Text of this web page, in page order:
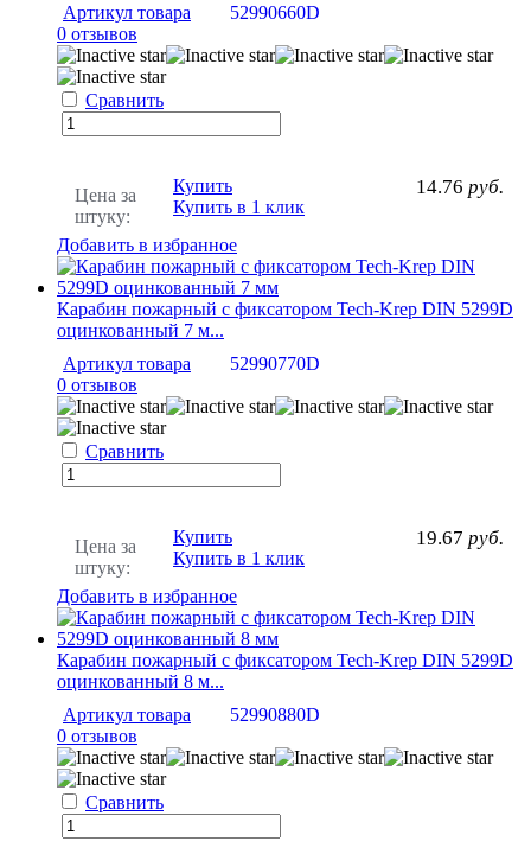
Артикул товара
52990660D
0 отзывов
Сравнить
Цена за
штуку:
14.76 руб.
Купить
Купить в 1 клик
Добавить в избранное
Карабин пожарный с фиксатором Tech-Krep DIN 5299D
оцинкованный 7 м...
Артикул товара
52990770D
0 отзывов
Сравнить
Цена за
штуку:
19.67 руб.
Купить
Купить в 1 клик
Добавить в избранное
Карабин пожарный с фиксатором Tech-Krep DIN 5299D
оцинкованный 8 м...
Артикул товара
52990880D
0 отзывов
Сравнить